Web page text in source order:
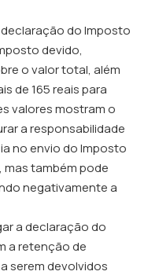
do Imposto
devido,
o valor total, além
de 165 reais para
valores mostram o
a responsabilidade
no envio do Imposto
mas também pode
negativamente a
a declaração do
a retenção de
serem devolvidos